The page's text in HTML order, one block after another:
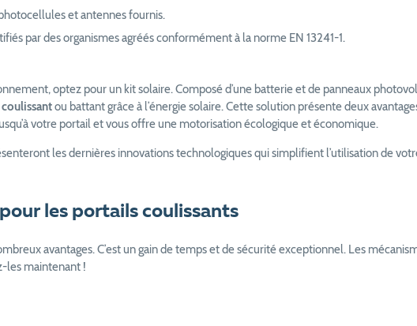
et antennes fournis.
par des organismes agréés conformément à la norme EN 13241-1.
optez pour un kit solaire. Composé d’une batterie et de panneaux
ou battant grâce à l’énergie solaire. Cette solution présente deux
votre portail et vous offre une motorisation écologique et économique.
les dernières innovations technologiques qui simplifient l’utilisation de
les portails coulissants
avantages. C’est un gain de temps et de sécurité exceptionnel. Les
les maintenant !